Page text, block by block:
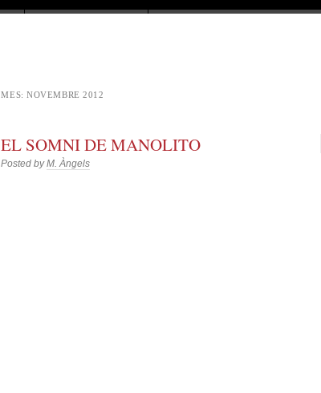
MES:NOVEMBRE 2012
EL SOMNI DE MANOLITO
Posted byM. Àngels